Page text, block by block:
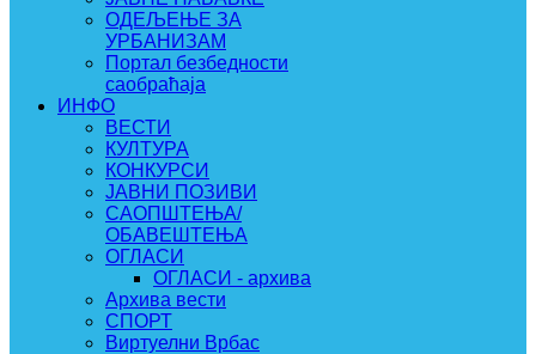
ОДЕЉЕЊЕ ЗА
УРБАНИЗАМ
Портал безбедности
саобраћаја
ИНФО
ВЕСТИ
КУЛТУРА
КОНКУРСИ
ЈАВНИ ПОЗИВИ
САОПШТЕЊА/
ОБАВЕШТЕЊА
ОГЛАСИ
ОГЛАСИ - архива
Архива вести
СПОРТ
Виртуелни Врбас